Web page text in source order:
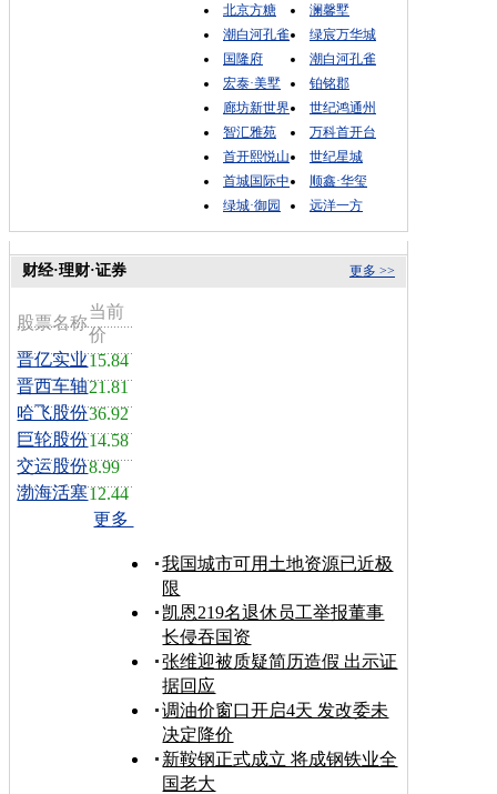
北京方糖
澜馨墅
潮白河孔雀
绿宸万华城
国隆府
潮白河孔雀
宏泰·美墅
铂铭郡
廊坊新世界
世纪鸿通州
智汇雅苑
万科首开台
首开熙悦山
世纪星城
首城国际中
顺鑫·华玺
绿城·御园
远洋一方
更多 >>
财经·理财·证券
股票名称
当前
价
晋亿实业15.84
晋西车轴21.81
哈飞股份36.92
巨轮股份14.58
交运股份8.99
渤海活塞12.44
更多
我国城市可用土地资源已近极
限
凯恩219名退休员工举报董事
长侵吞国资
张维迎被质疑简历造假 出示证
据回应
调油价窗口开启4天 发改委未
决定降价
新鞍钢正式成立 将成钢铁业全
国老大